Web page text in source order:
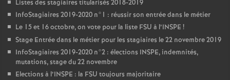
Listes des stagiaires titularisés 2018-2019
InfoStagiaires 2019-2020 n°1 : réussir son entrée dans le métier
Le 15 et 16 octobre, on vote pour la liste FSU à l’INSPE !
Stage Entrée dans le métier pour les stagiaires le 22 novembre 2019
InfoStagiaires 2019-2020 n°2 : élections INSPE, indemnités,
mutations, stage du 22 novembre
Elections à l’INSPE : la FSU toujours majoritaire